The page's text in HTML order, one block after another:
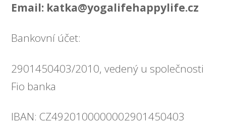
Email: katka@yogalifehappylife.cz
Bankovní účet:
2901450403/2010, vedený u společnosti
Fio banka
IBAN: CZ4920100000002901450403